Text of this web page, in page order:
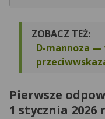
ZOBACZ TEŻ:
D-mannoza —
Pierwsze
1 stycznia 2026